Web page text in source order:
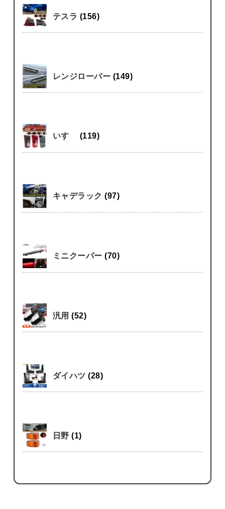
テスラ (156)
レンジローバー (149)
いすゞ (119)
キャデラック(97)
ミニクーパー(70)
汎用(52)
ダイハツ(28)
日野(1)